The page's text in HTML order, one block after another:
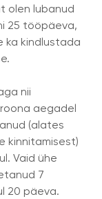
olen lubanud
25 tööpäeva,
ka kindlustada
nii
aegadel
(alates
kinnitamisest)
Vaid ühe
7
20 päeva.